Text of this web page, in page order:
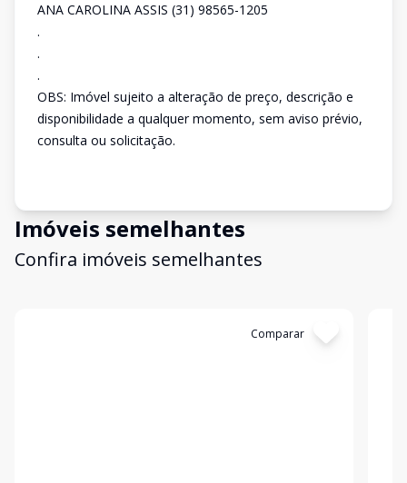
ANA CAROLINA ASSIS (31) 98565-1205
.
.
.
OBS: Imóvel sujeito a alteração de preço, descrição e
disponibilidade a qualquer momento, sem aviso prévio,
consulta ou solicitação.
Imóveis semelhantes
Confira imóveis semelhantes
Comparar